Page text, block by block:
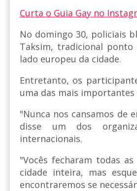
Curta o Guia Gay no
No domingo 30, policiais
Taksim, tradicional
lado europeu da cidade.
Entretanto, os
uma das mais
"Nunca nos cansamos de
disse um dos
internacionais.
"Vocês fecharam todas
cidade inteira, mas
encontraremos se